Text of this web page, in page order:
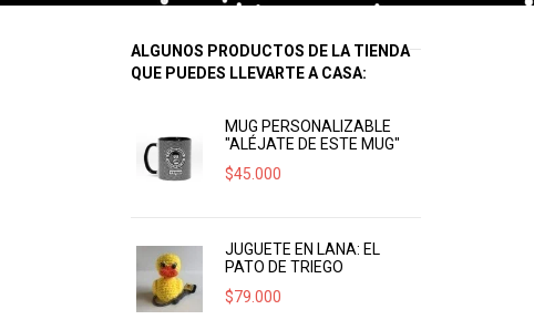
ALGUNOS PRODUCTOS DE LA TIENDA
QUE PUEDES LLEVARTE A CASA:
MUG PERSONALIZABLE
"ALÉJATE DE ESTE MUG"
$45.000
JUGUETE EN LANA: EL
PATO DE TRIEGO
$79.000